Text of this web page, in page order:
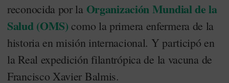
reconocida por la Organización Mundial de la
Salud (OMS) como la primera enfermera de la
historia en misión internacional. Y participó en
la Real expedición filantrópica de la vacuna de
Francisco Xavier Balmis.